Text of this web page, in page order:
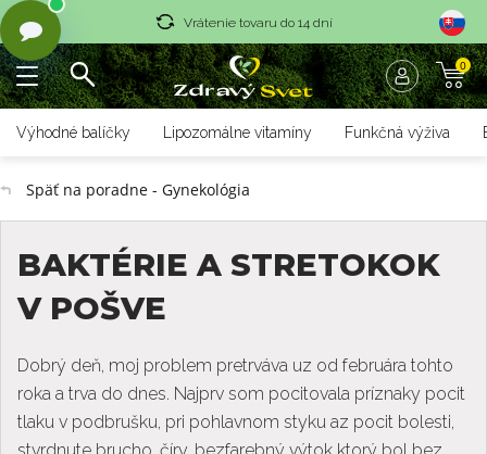
Vrátenie tovaru do 14 dní
Rýchle dodanie <36 hod 0
Výhodné balíčky Lipozomálne vitamíny Funkčná výživa
Späť na poradne - Gynekológia
BAKTÉRIE A STRETOKOK
V POŠVE
Dobrý deň, moj problem pretrváva uz od februára tohto
roka a trva do dnes. Najprv som pocitovala príznaky pocit
tlaku v podbrušku, pri pohlavnom styku az pocit bolesti,